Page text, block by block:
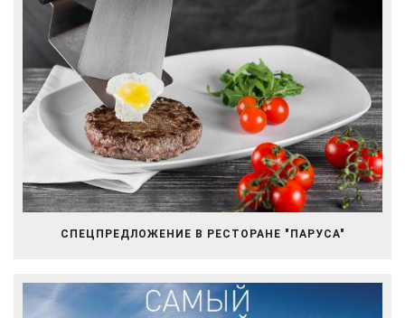
СПЕЦПРЕДЛОЖЕНИЕ В РЕСТОРАНЕ "ПАРУСА"